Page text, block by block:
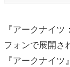
『アークナイ
フォンで展開さ
『アークナイ